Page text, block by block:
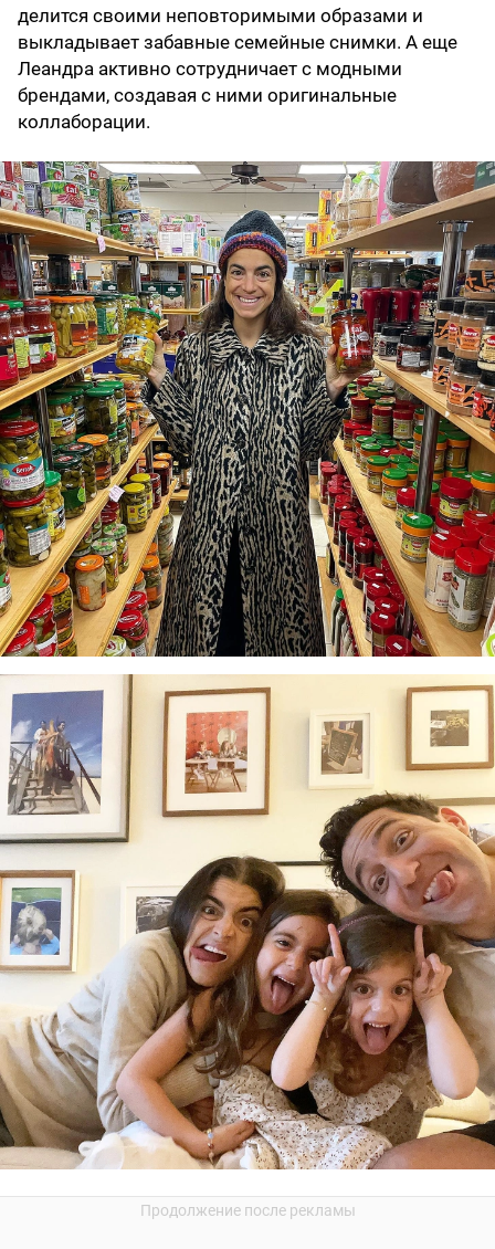
делится своими неповторимыми образами и
выкладывает забавные семейные снимки. А еще
Леандра активно сотрудничает с модными
брендами, создавая с ними оригинальные
коллаборации.